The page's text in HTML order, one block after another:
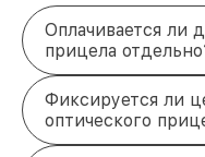
Оплачивается ли
прицела
Фиксируется ли
оптического